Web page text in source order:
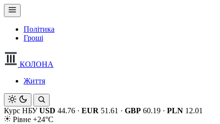
Політика
Гроші
КОЛОНА
Життя
Курс НБУ USD 44.76 · EUR 51.61 · GBP 60.19 · PLN 12.01
Рівне +24°C